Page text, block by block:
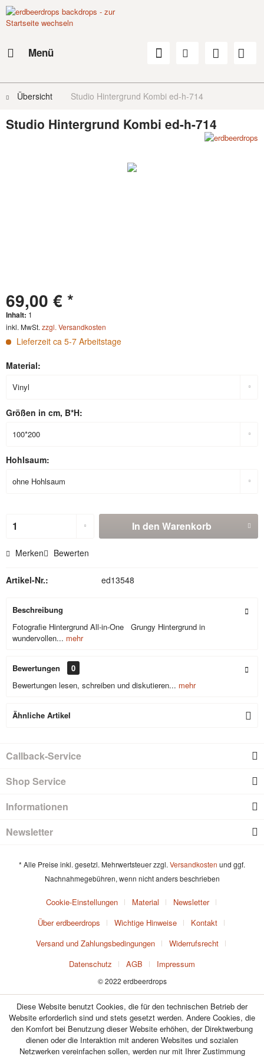
Menü
Übersicht Studio Hintergrund Kombi ed-h-714
Studio Hintergrund Kombi ed-h-714
69,00 € *
Inhalt: 1
inkl. MwSt. zzgl. Versandkosten
Lieferzeit ca 5-7 Arbeitstage
Material:
Größen in cm, B*H:
Hohlsaum:
In den Warenkorb
Merken Bewerten
Artikel-Nr.: ed13548
Beschreibung
Fotografie Hintergrund All-in-One Grungy Hintergrund in
wundervollen... mehr
Bewertungen
0
Bewertungen lesen, schreiben und diskutieren... mehr
Ähnliche Artikel
Callback-Service
Shop Service
Informationen
Newsletter
* Alle Preise inkl. gesetzl. Mehrwertsteuer zzgl. Versandkosten und ggf.
Nachnahmegebühren, wenn nicht anders beschrieben
Cookie-Einstellungen Material
Newsletter
Über erdbeerdrops
Wichtige Hinweise
Kontakt
Versand und Zahlungsbedingungen
Widerrufsrecht
Datenschutz
AGB Impressum
© 2022 erdbeerdrops
Diese Website benutzt Cookies, die für den technischen Betrieb der
Website erforderlich sind und stets gesetzt werden. Andere Cookies, die
den Komfort bei Benutzung dieser Website erhöhen, der Direktwerbung
dienen oder die Interaktion mit anderen Websites und sozialen
Netzwerken vereinfachen sollen, werden nur mit Ihrer Zustimmung